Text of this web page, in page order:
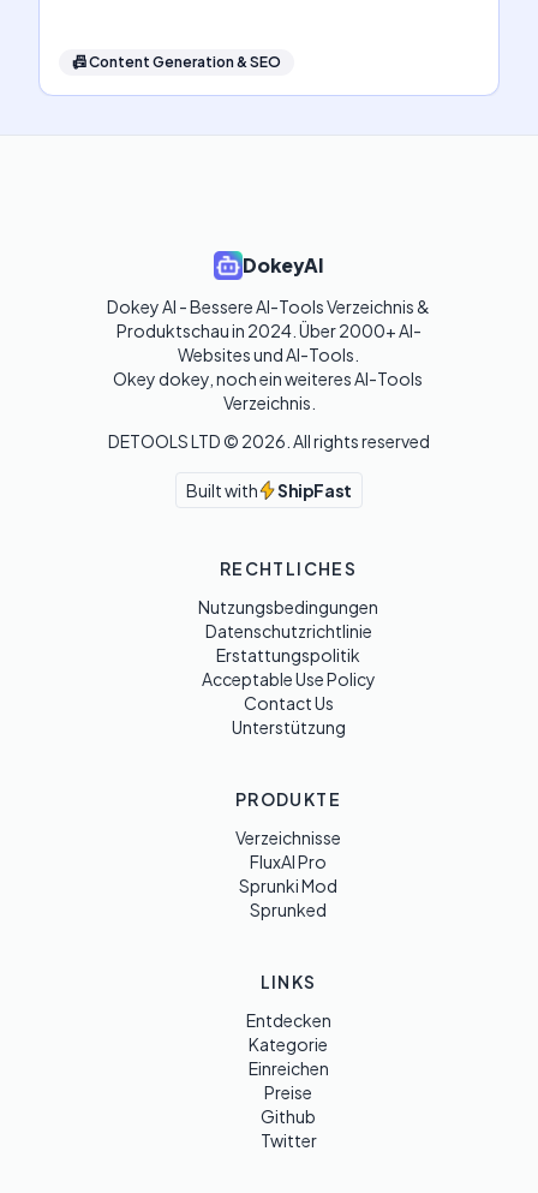
📠Content Generation & SEO
DokeyAI
Dokey AI - Bessere AI-Tools Verzeichnis &
Produktschau in 2024. Über 2000+ AI-
Websites und AI-Tools.
Okey dokey, noch ein weiteres AI-Tools
Verzeichnis.
DETOOLS LTD © 2026 . All rights reserved
Built with ShipFast
RECHTLICHES
Nutzungsbedingungen
Datenschutzrichtlinie
Erstattungspolitik
Acceptable Use Policy
Contact Us
Unterstützung
PRODUKTE
Verzeichnisse
FluxAI Pro
Sprunki Mod
Sprunked
LINKS
Entdecken
Kategorie
Einreichen
Preise
Github
Twitter